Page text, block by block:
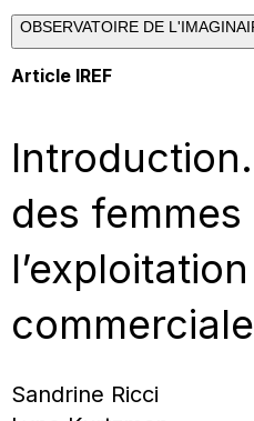
OBSERVATOIRE DE
Article IREF
des
commerciale
Sandrine Ricci